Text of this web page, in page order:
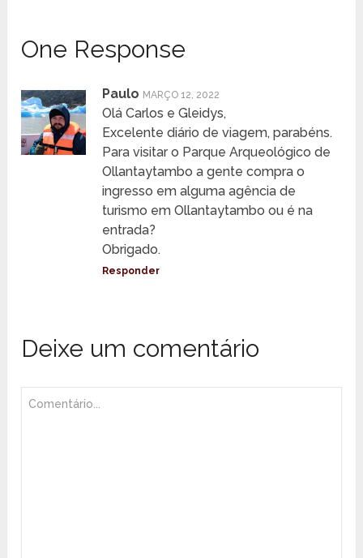
One Response
Paulo MARÇO 12, 2022
Olá Carlos e Gleidys,
Excelente diário de viagem, parabéns.
Para visitar o Parque Arqueológico de
Ollantaytambo a gente compra o
ingresso em alguma agência de
turismo em Ollantaytambo ou é na
entrada?
Obrigado.
Responder
Deixe um comentário